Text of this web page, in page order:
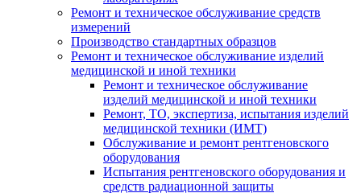
Ремонт и техническое обслуживание средств
измерений
Производство стандартных образцов
Ремонт и техническое обслуживание изделий
медицинской и иной техники
Ремонт и техническое обслуживание
изделий медицинской и иной техники
Ремонт, ТО, экспертиза, испытания изделий
медицинской техники (ИМТ)
Обслуживание и ремонт рентгеновского
оборудования
Испытания рентгеновского оборудования и
средств радиационной защиты